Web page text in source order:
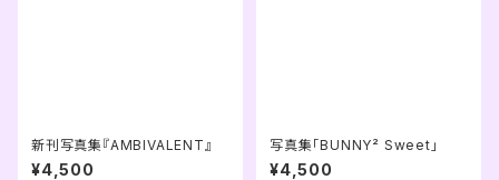
新刊写真集『AMBIVALENT』
¥4,500
写真集「BUNNY² Sweet」
¥4,500